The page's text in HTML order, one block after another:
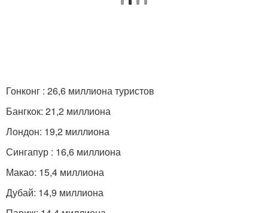
Гонконг : 26,6 миллиона туристов
Бангкок: 21,2 миллиона
Лондон: 19,2 миллиона
Сингапур : 16,6 миллиона
Макао: 15,4 миллиона
Дубай: 14,9 миллиона